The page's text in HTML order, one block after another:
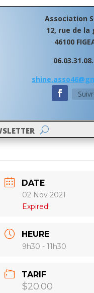
Association
12, rue de la
46100
DATE
02 Nov 2021
Expired!
HEURE
9h30 - 11h30
TARIF
$20.00